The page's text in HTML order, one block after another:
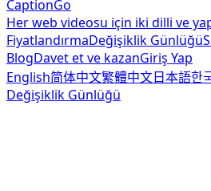
CaptionGo
Her web videosu için iki dilli ve
FiyatlandırmaDeğişiklik Günlüğü
BlogDavet et ve kazanGiriş Yap
English简体中文繁體中文日本語한
Değişiklik Günlüğü